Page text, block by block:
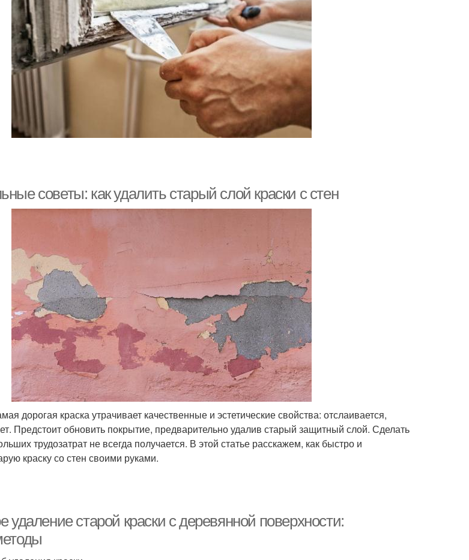
советы: как удалить старый слой краски с стен
дорогая краска утрачивает качественные и эстетические свойства: отслаивается,
Предстоит обновить покрытие, предварительно удалив старый защитный слой. Сделать
трудозатрат не всегда получается. В этой статье расскажем, как быстро и
краску со стен своими руками.
удаление старой краски с деревянной поверхности: